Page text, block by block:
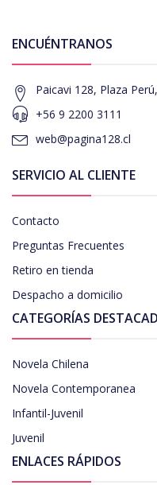
ENCUÉNTRANOS
Paicavi 128, Plaza
+56 9 2200 3111
web@pagina128.cl
SERVICIO AL CLIENTE
Contacto
Preguntas Frecuentes
Retiro en tienda
Despacho a domicilio
CATEGORÍAS
Novela Chilena
Novela Contemporanea
Infantil-Juvenil
Juvenil
ENLACES RÁPIDOS